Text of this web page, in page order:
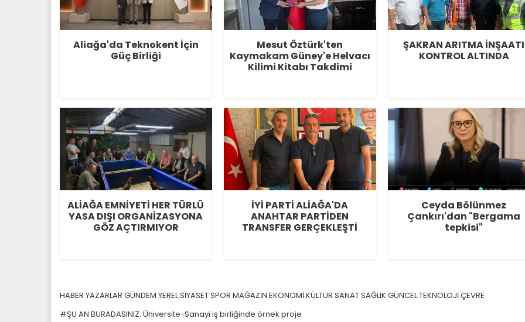
Aliağa'da Teknokent İçin
Güç Birliği
Mesut Öztürk'ten
Kaymakam Güney'e Helvacı
Kilimi Kitabı Takdimi
ŞAKRAN ARITMA İNŞAATI
KONTROL ALTINDA
ALİAĞA EMNİYETİ HER TÜRLÜ
YASA DIŞI ORGANİZASYONA
GÖZ AÇTIRMIYOR
İYİ PARTİ ALİAĞA'DA
ANAHTAR PARTİDEN
TRANSFER GERÇEKLEŞTİ
Ceyda Bölünmez
Çankırı'dan "Bergama
tepkisi"
HABER YAZARLAR GÜNDEM YERELSİYASETSPOR MAĞAZİN EKONOMİKÜLTÜR SANATSAĞLIK GÜNCELTEKNOLOJİÇEVRE
#ŞU AN BURADASINIZ: Üniversite-Sanayi iş birliğinde örnek proje